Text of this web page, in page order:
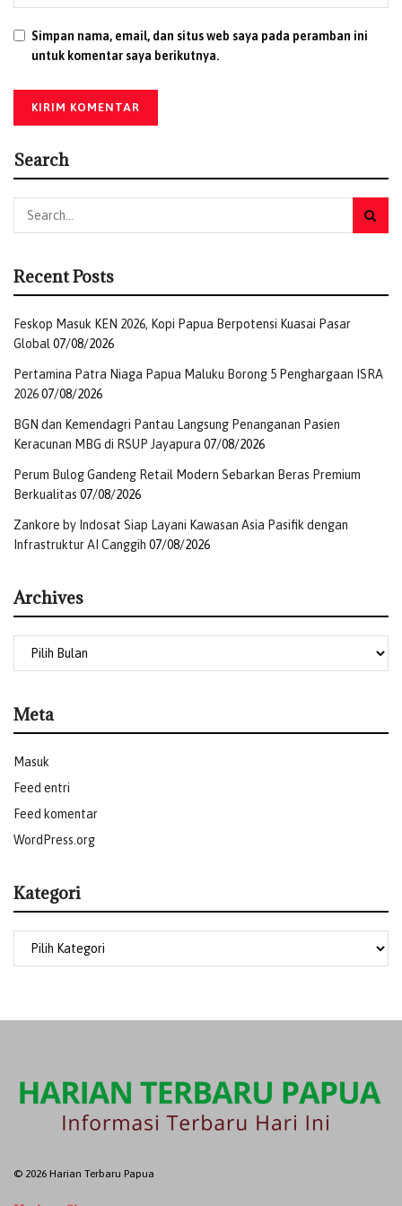
Simpan nama, email, dan situs web saya pada peramban ini
untuk komentar saya berikutnya.
Search
Recent Posts
Feskop Masuk KEN 2026, Kopi Papua Berpotensi Kuasai Pasar
Global 07/08/2026
Pertamina Patra Niaga Papua Maluku Borong 5 Penghargaan ISRA
202607/08/2026
BGN dan Kemendagri Pantau Langsung Penanganan Pasien
Keracunan MBG di RSUP Jayapura 07/08/2026
Perum Bulog Gandeng Retail Modern Sebarkan Beras Premium
Berkualitas 07/08/2026
Zankore by Indosat Siap Layani Kawasan Asia Pasifik dengan
Infrastruktur AI Canggih 07/08/2026
Archives
Meta
Masuk
Feed entri
Feed komentar
WordPress.org
Kategori
© 2026 Harian Terbaru Papua